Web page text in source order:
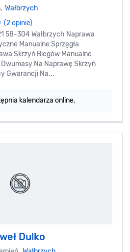
Wałbrzych
(2 opinie)
58-304 Wałbrzych Naprawa
Manualne Sprzęgła
Skrzyń Biegów Manualne
Na Naprawę Skrzyń
Gwarancji Na...
kalendarza online.
Dulko